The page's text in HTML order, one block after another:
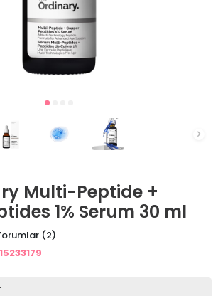
Multi-Peptide +
1% Serum 30 ml
(2)